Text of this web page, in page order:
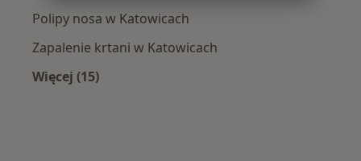
Polipy nosa w Katowicach
Zapalenie krtani w Katowicach
Więcej (15)